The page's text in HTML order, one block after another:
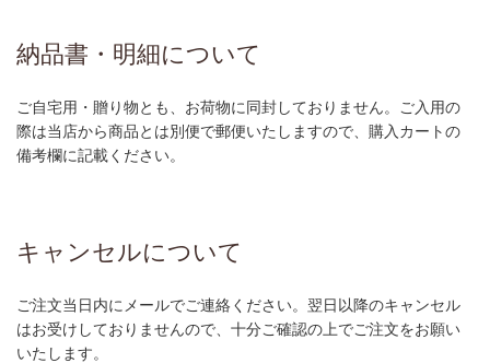
納品書・明細について
ご自宅用・贈り物とも、お荷物に同封しておりません。ご入用の
際は当店から商品とは別便で郵便いたしますので、購入カートの
備考欄に記載ください。
キャンセルについて
ご注文当日内にメールでご連絡ください。翌日以降のキャンセル
はお受けしておりませんので、十分ご確認の上でご注文をお願い
いたします。